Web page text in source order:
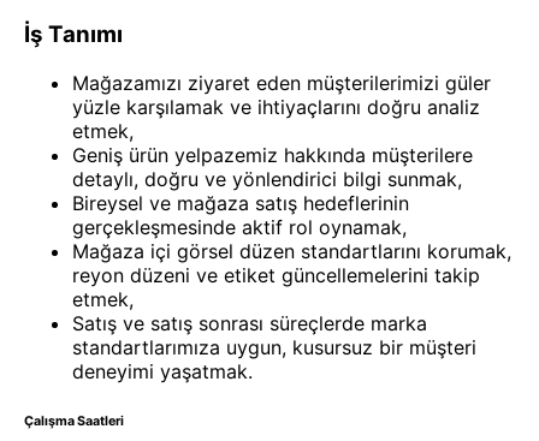
İş Tanımı
Mağazamızı ziyaret eden müşterilerimizi güler
yüzle karşılamak ve ihtiyaçlarını doğru analiz
etmek,
Geniş ürün yelpazemiz hakkında müşterilere
detaylı, doğru ve yönlendirici bilgi sunmak,
Bireysel ve mağaza satış hedeflerinin
gerçekleşmesinde aktif rol oynamak,
Mağaza içi görsel düzen standartlarını korumak,
reyon düzeni ve etiket güncellemelerini takip
etmek,
Satış ve satış sonrası süreçlerde marka
standartlarımıza uygun, kusursuz bir müşteri
deneyimi yaşatmak.
Çalışma Saatleri